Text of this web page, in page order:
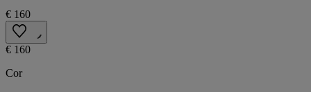
€ 160
€ 160
Cor